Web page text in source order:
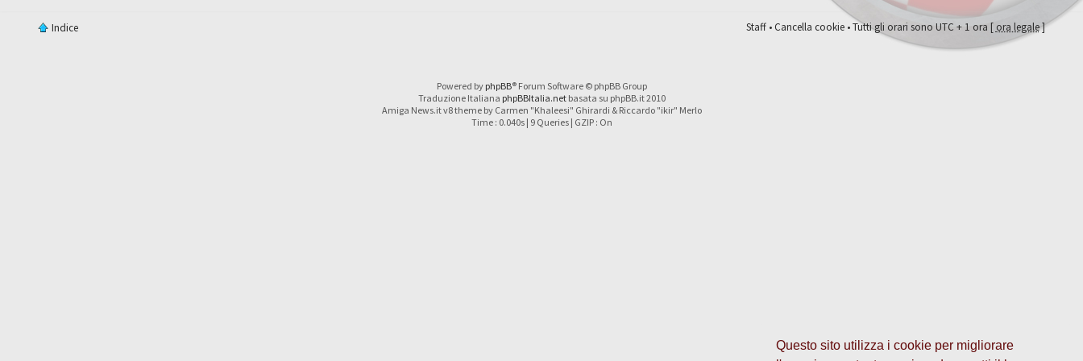
Questo sito utilizza i cookie per migliorare
Indice Staff•Cancella cookie• Tutti gli orari sono UTC + 1 ora [ ora legale]
Powered by phpBB® Forum Software © phpBB Group
Traduzione Italiana phpBBItalia.netbasata su phpBB.it 2010
Amiga News.it v8 theme by Carmen "Khaleesi" Ghirardi & Riccardo "ikir" Merlo
Time : 0.040s | 9 Queries | GZIP : On